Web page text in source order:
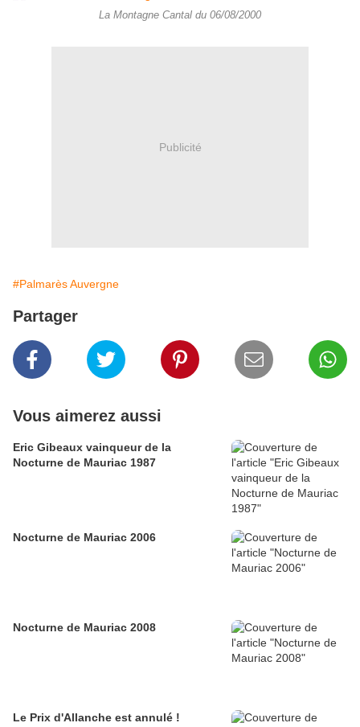
La Montagne Cantal du 06/08/2000
Publicité
#Palmarès Auvergne
Partager
Vous aimerez aussi
Eric Gibeaux vainqueur de la
Nocturne de Mauriac 1987
Nocturne de Mauriac 2006
Nocturne de Mauriac 2008
Le Prix d'Allanche est annulé !